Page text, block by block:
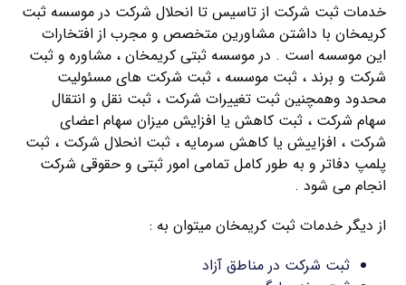
خدمات ثبت شرکت از تاسیس تا انحلال شرکت در موسسه ثبت
کریمخان با داشتن مشاورین متخصص و مجرب از افتخارات
این موسسه است . در موسسه ثبتی کریمخان ، مشاوره و ثبت
شرکت و برند ، ثبت موسسه ، ثبت شرکت های مسئولیت
محدود وهمچنین ثبت تغییرات شرکت ، ثبت نقل و انتقال
سهام شرکت ، ثبت کاهش یا افزایش میزان سهام اعضای
شرکت ، افزاییش یا کاهش سرمایه ، ثبت انحلال شرکت ، ثبت
پلمپ دفاتر و به طور کامل تمامی امور ثبتی و حقوقی شرکت
انجام می شود .
از دیگر خدمات ثبت کریمخان میتوان به :
ثبت شرکت در مناطق آزاد